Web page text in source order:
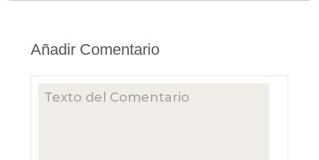
Añadir Comentario